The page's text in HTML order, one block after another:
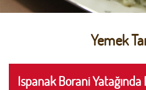
Yemek
Ispanak Borani